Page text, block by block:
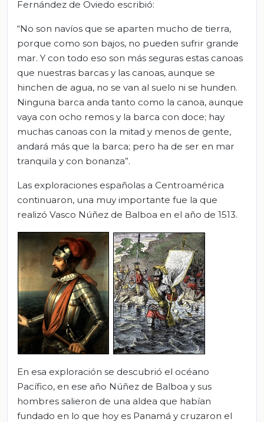
Fernández de Oviedo escribió:
“No son navíos que se aparten mucho de tierra,
porque como son bajos, no pueden sufrir grande
mar. Y con todo eso son más seguras estas canoas
que nuestras barcas y las canoas, aunque se
hinchen de agua, no se van al suelo ni se hunden.
Ninguna barca anda tanto como la canoa, aunque
vaya con ocho remos y la barca con doce; hay
muchas canoas con la mitad y menos de gente,
andará más que la barca; pero ha de ser en mar
tranquila y con bonanza”.
Las exploraciones españolas a Centroamérica
continuaron, una muy importante fue la que
realizó Vasco Núñez de Balboa en el año de 1513.
En esa exploración se descubrió el océano
Pacífico, en ese año Núñez de Balboa y sus
hombres salieron de una aldea que habían
fundado en lo que hoy es Panamá y cruzaron el